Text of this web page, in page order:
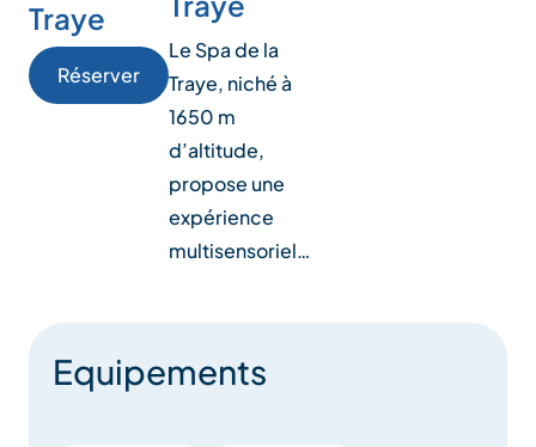
Traye
Réserver
Le Spa de la
Traye, niché à
1650 m
d’altitude,
propose une
expérience
multisensoriel…
Equipements